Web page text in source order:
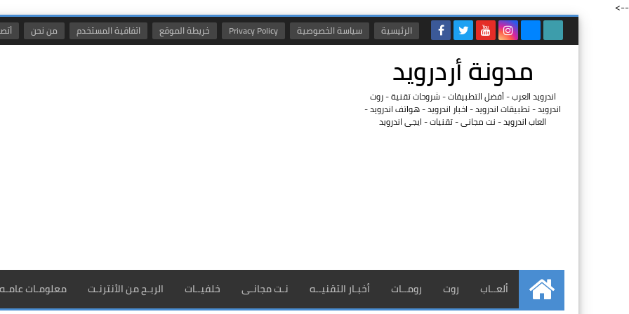
-->
الرئيسية سياسة الخصوصية Privacy Policy خريطة الموقع اتفاقية المستخدم من نحن
مدونة أردرويد
اندرويد العرب - أفضل التطبيقات - شروحات تقنية - روت
اندرويد - تطبيقات اندرويد - اخبار اندرويد - هواتف اندرويد -
العاب اندرويد - نت مجانى - تقنيات - ايجى اندرويد
الرئيسية
ألعــاب روت رومــات أخبـار التقنيــه نـت مجانـى خلفيــات الربـح من الأنترنـت معلومـات عامـه